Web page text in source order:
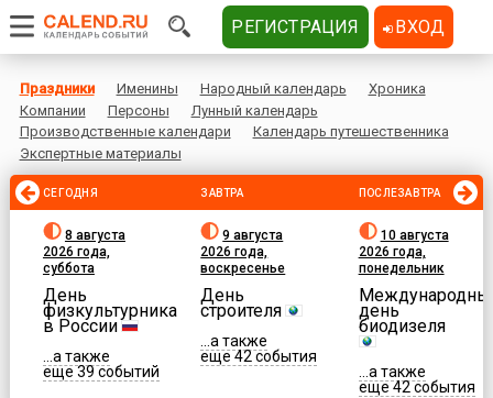
Праздники Именины Народный календарь
Хроника
Компании
Персоны
Лунный календарь
Производственные календари
Календарь путешественника
Экспертные материалы
СЕГОДНЯ
8 августа
2026 года,
суббота
День
физкультурника
в России
...а также
еще 39 событий
ЗАВТРА
9 августа
2026 года,
воскресенье
День
строителя
...а также
еще 42 события
ПОСЛЕЗАВТРА
10 августа
2026 года,
понедельник
день
биодизеля
...а также
еще 42 события
РЕГИСТРАЦИЯ ВХОД